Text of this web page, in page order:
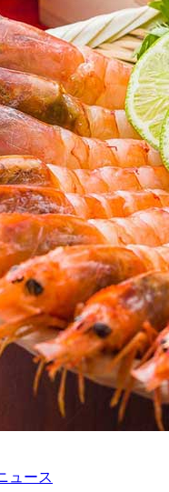
ュース